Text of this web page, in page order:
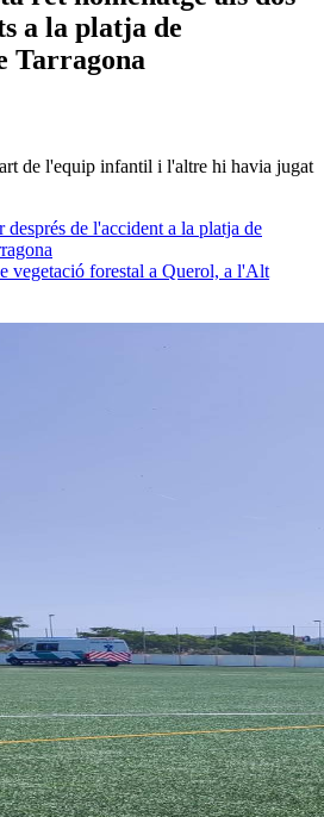
a la platja de
Tarragona
de l'equip infantil i l'altre hi havia jugat
de l'accident a la platja de
vegetació forestal a Querol, a l'Alt